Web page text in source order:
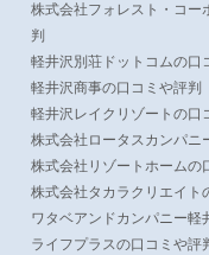
株式会社フォレスト・コー
判
軽井沢別荘ドットコムの口
軽井沢商事の口コミや評判
軽井沢レイクリゾートの口
株式会社ロータスカンパニ
株式会社リゾートホームの
株式会社タカラクリエイト
ワタベアンドカンパニー軽
ライフプラスの口コミや評